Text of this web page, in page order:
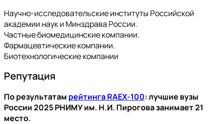
Научно-исследовательские институты Российской
академии наук и Минздрава России.
Частные биомедицинские компании.
Фармацевтические компании.
Биотехнологические компании
Репутация
По результатам рейтинга RAEX-100: лучшие вузы
России 2025 РНИМУ им. Н.И. Пирогова занимает 21
место.